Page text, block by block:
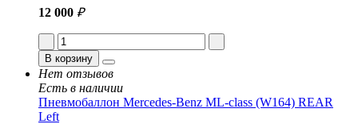
12 000 ₽
В корзину
Нет отзывов
Есть в наличии
Пневмобаллон Mercedes-Benz ML-class (W164) REAR
Left